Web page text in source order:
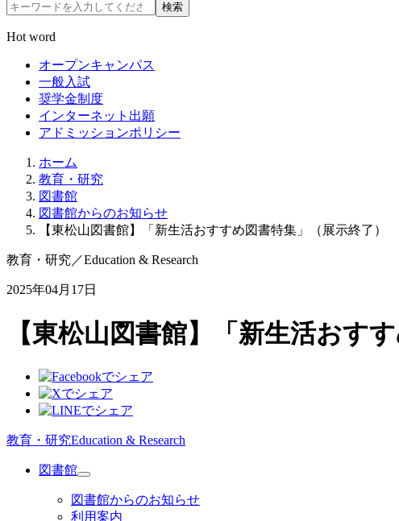
検索
Hot word
オープンキャンパス
一般入試
奨学金制度
インターネット出願
アドミッションポリシー
ホーム
教育・研究
図書館
図書館からのお知らせ
【東松山図書館】「新生活おすすめ図書特集」（展示終了）
教育・研究 ／Education & Research
2025年04月17日
【東松山図書館】「新生活おす
教育・研究Education & Research
図書館
図書館からのお知らせ
利用案内